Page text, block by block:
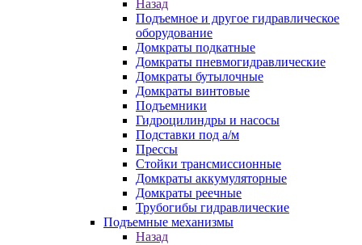
Назад
Подъемное и другое гидравлическое
оборудование
Домкраты подкатные
Домкраты пневмогидравлические
Домкраты бутылочные
Домкраты винтовые
Подъемники
Гидроцилиндры и насосы
Подставки под а/м
Прессы
Стойки трансмиссионные
Домкраты аккумуляторные
Домкраты реечные
Трубогибы гидравлические
Подъемные механизмы
Назад